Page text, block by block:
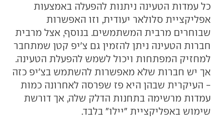
כל עמדות הטעינה ניתנות להפעלה באמצעות
אפליקציית סלולאר יעודית, וזו האפשרות
שבוחרים מרבית המשתמשים. בנוסף, אצל מרבית
חברות הטעינה ניתן להזמין גם צ'יפ קטן שמתחבר
למחזיק המפתחות ויכול לשמש להפעלת הטעינה.
אך יש חברות שלא מאפשרות להשתמש בצ'יפ כזה
- העיקרית שבהן היא פז שפרסה לאחרונה כמות
עמדות מרשימה בתחנות הדלק שלה, אך דורשת
שימוש באפליקציית "יילו" בלבד.